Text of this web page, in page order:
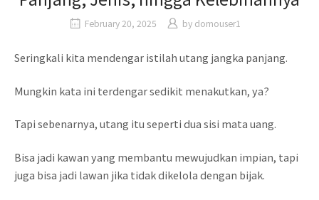
February 20, 2025 by domouser1
Seringkali kita mendengar istilah utang jangka panjang.
Mungkin kata ini terdengar sedikit menakutkan, ya?
Tapi sebenarnya, utang itu seperti dua sisi mata uang.
Bisa jadi kawan yang membantu mewujudkan impian, tapi
juga bisa jadi lawan jika tidak dikelola dengan bijak.